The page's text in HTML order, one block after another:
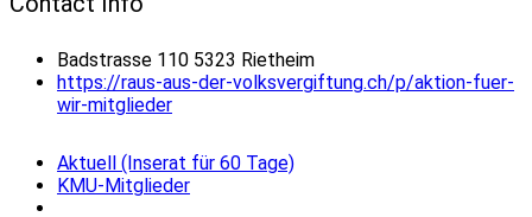
Badstrasse 110 5323 Rietheim
https://raus-aus-der-volksvergiftung.ch/p/aktion-fuer-
wir-mitglieder
Aktuell (Inserat für 60 Tage)
KMU-Mitglieder